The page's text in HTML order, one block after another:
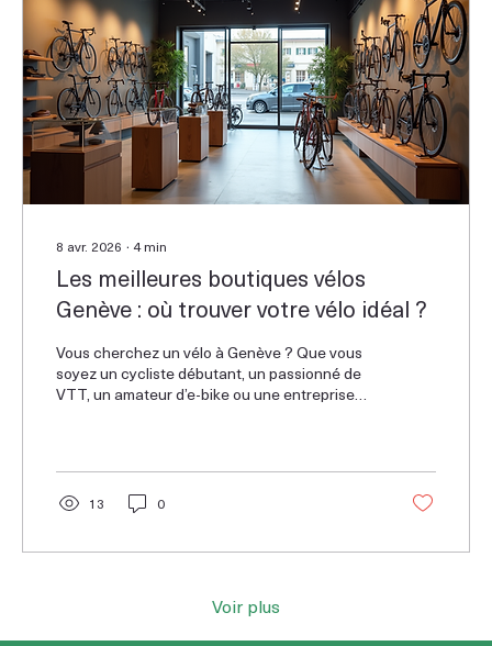
8 avr. 2026 ∙ 4min
Les meilleures boutiques vélos
Genève : où trouver votre vélo idéal ?
Vous cherchez un vélo à Genève ? Que vous
soyez un cycliste débutant, un passionné de
VTT, un amateur d’e-bike ou une entreprise
choisir celle qui vous conviendra le mieux ?
13 0
Voir plus